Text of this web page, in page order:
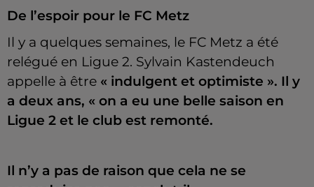
De l’espoir pour le FC Metz
Il y a quelques semaines, le FC Metz a été
relégué en Ligue 2. Sylvain Kastendeuch
appelle à être « indulgent et optimiste ». Il y
a deux ans, « on a eu une belle saison en
Ligue 2 et le club est remonté.
Il n’y a pas de raison que cela ne se